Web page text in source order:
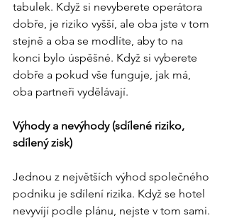
tabulek. Když si nevyberete operátora
dobře, je riziko vyšší, ale oba jste v tom
stejně a oba se modlíte, aby to na
konci bylo úspěšné. Když si vyberete
dobře a pokud vše funguje, jak má,
oba partneři vydělávají.
Výhody a nevýhody (sdílené riziko,
sdílený zisk)
Jednou z největších výhod společného
podniku je sdílení rizika. Když se hotel
nevyvíjí podle plánu, nejste v tom sami.